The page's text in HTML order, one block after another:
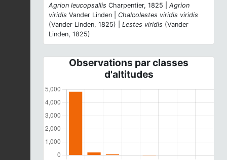
Agrion leucopsallis Charpentier, 1825 | Agrion
viridis Vander Linden | Chalcolestes viridis viridis
(Vander Linden, 1825) | Lestes viridis (Vander
Linden, 1825)
Observations par classes
d'altitudes